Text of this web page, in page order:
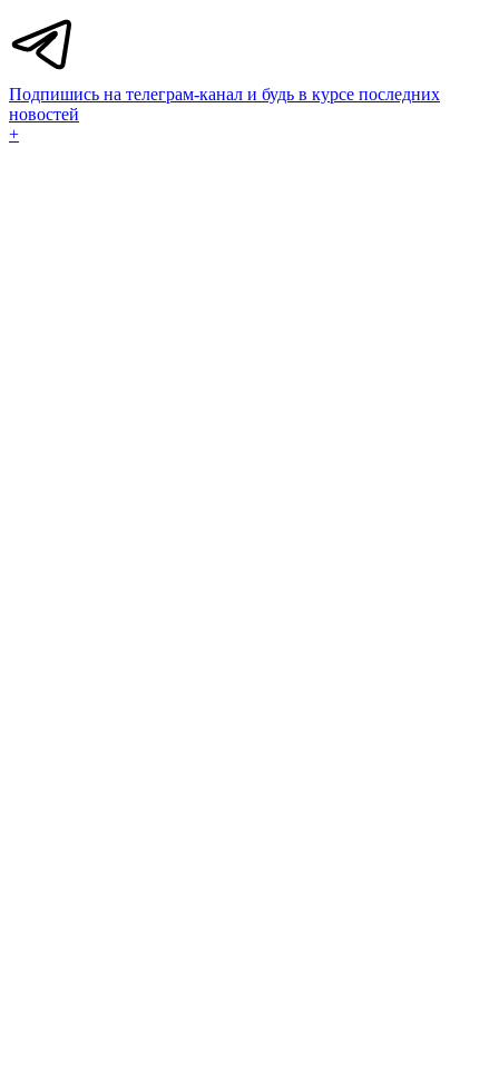
Подпишись на телеграм-канал и будь в курсе последних
новостей
+